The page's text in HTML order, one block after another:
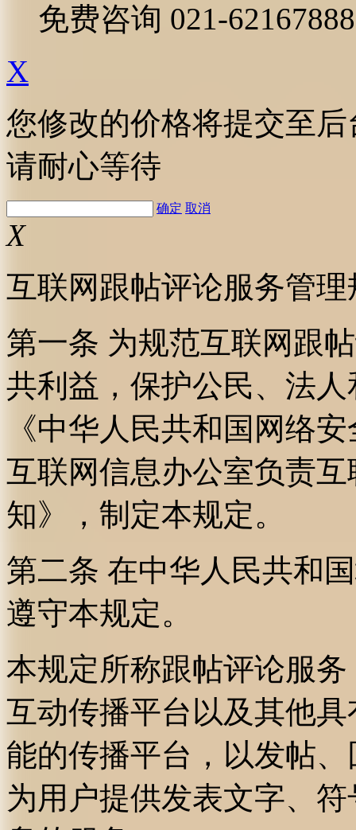
免费咨询 021-62167888
X
您修改的价格将提交至
请耐心等待
确定 取消
X
互联网跟帖评论服务管理
第一条 为规范互联网跟
共利益，保护公民、法
《中华人民共和国网络
互联网信息办公室负责
知》，制定本规定。
第二条 在中华人民共和
遵守本规定。
本规定所称跟帖评论服
互动传播平台以及其他
能的传播平台，以发帖
为用户提供发表文字、